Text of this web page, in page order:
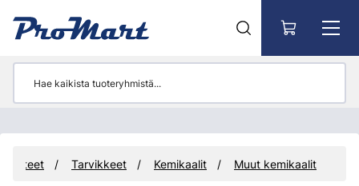
Tuotteet Tarvikkeet Kemikaalit Muut kemikaalit